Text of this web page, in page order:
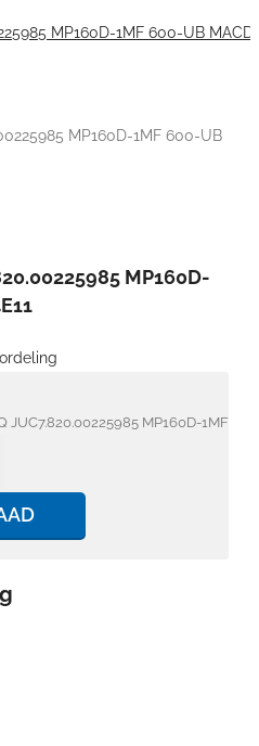
MP160D-1MF 600-UB
MP160D-
JUC7.820.00225985 MP160D-1MF